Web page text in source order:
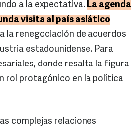
a la expectativa. La agenda
visita al país asiático
la renegociación de acuerdos
estadounidense. Para
donde resalta la figura
rol protagónico en la política
complejas relaciones